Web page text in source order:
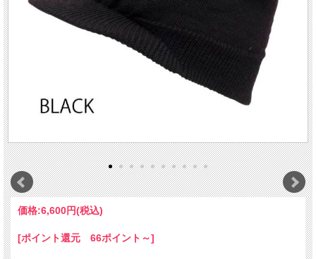
価格:6,600円(税込)
[ポイント還元 66ポイント～]